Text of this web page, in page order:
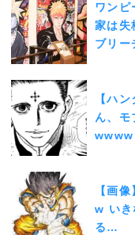
ワンピ
家は失
ブリー
【ハ
ん、
wwww
【画
w いき
る…